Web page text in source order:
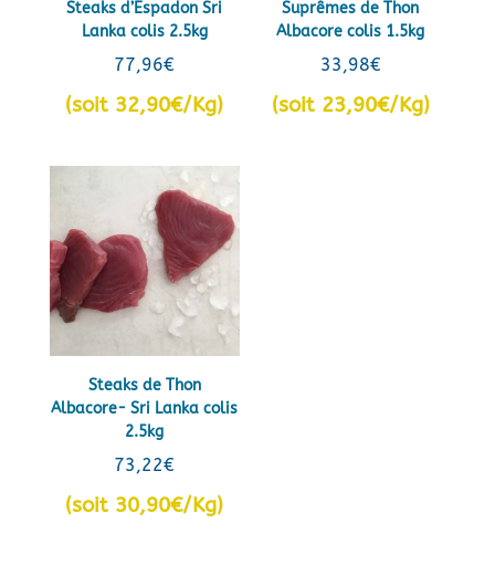
Steaks d’Espadon Sri
Lanka colis 2.5kg
77,96€
(soit 32,90€/Kg)
Suprêmes de Thon
Albacore colis 1.5kg
33,98€
(soit 23,90€/Kg)
Steaks de Thon
Albacore- Sri Lanka colis
2.5kg
73,22€
(soit 30,90€/Kg)